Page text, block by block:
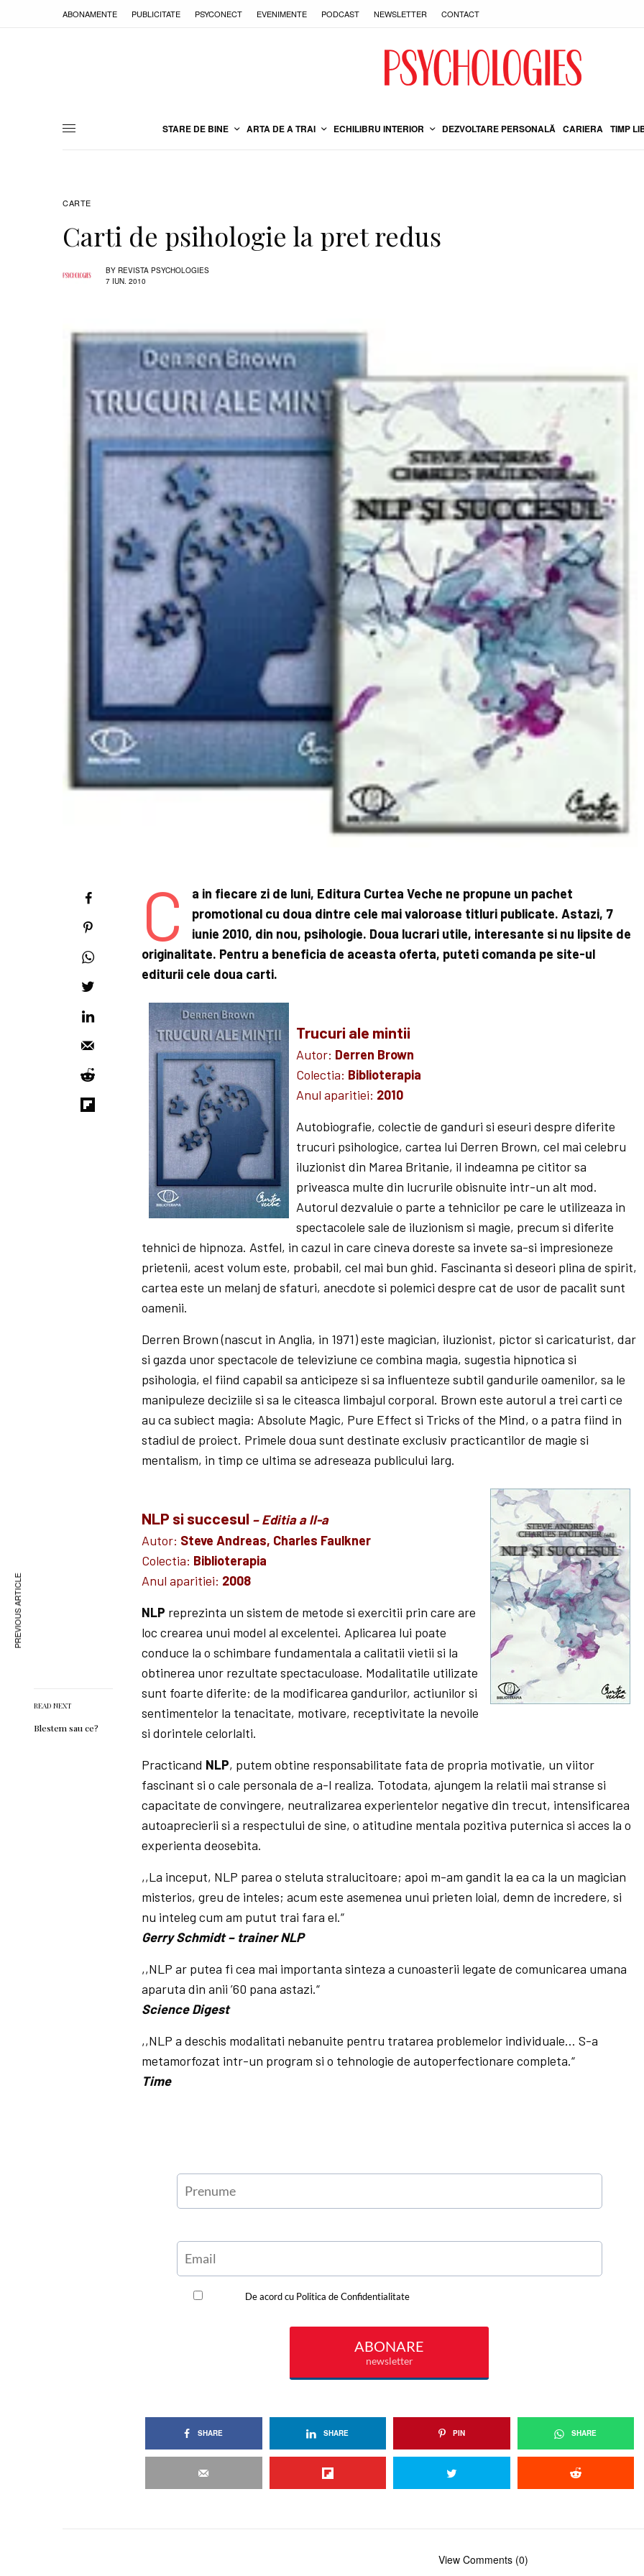
ABONAMENTE PUBLICITATE PSYCONECT EVENIMENTE PODCAST NEWSLETTER CONTACT
STARE DE BINE ARTA DE A TRAI ECHILIBRU INTERIOR DEZVOLTARE PERSONALĂ CARIERA TIMP
CARTE
Carti de psihologie la pret redus
BY REVISTA PSYCHOLOGIES
7 IUN. 2010
READ NEXT
Blestem sau ce?
C
a in fiecare zi de luni, Editura Curtea Veche ne propune un pachet
promotional cu doua dintre cele mai valoroase titluri publicate. Astazi, 7
iunie 2010, din nou, psihologie. Doua lucrari utile, interesante si nu lipsite de
originalitate. Pentru a beneficia de aceasta oferta, puteti comanda pe site-ul
editurii cele doua carti.
Trucuri ale mintii
Autor: Derren Brown
Colectia: Biblioterapia
Anul aparitiei: 2010
Autobiografie, colectie de ganduri si eseuri despre diferite
trucuri psihologice, cartea lui Derren Brown, cel mai celebru
iluzionist din Marea Britanie, il indeamna pe cititor sa
priveasca multe din lucrurile obisnuite intr-un alt mod.
Autorul dezvaluie o parte a tehnicilor pe care le utilizeaza in
spectacolele sale de iluzionism si magie, precum si diferite
tehnici de hipnoza. Astfel, in cazul in care cineva doreste sa invete sa-si impresioneze
prietenii, acest volum este, probabil, cel mai bun ghid. Fascinanta si deseori plina de spirit,
cartea este un melanj de sfaturi, anecdote si polemici despre cat de usor de pacalit sunt
oamenii.
Derren Brown (nascut in Anglia, in 1971) este magician, iluzionist, pictor si caricaturist, dar
si gazda unor spectacole de televiziune ce combina magia, sugestia hipnotica si
psihologia, el fiind capabil sa anticipeze si sa influenteze subtil gandurile oamenilor, sa le
manipuleze deciziile si sa le citeasca limbajul corporal. Brown este autorul a trei carti ce
au ca subiect magia: Absolute Magic, Pure Effect si Tricks of the Mind, o a patra fiind in
stadiul de proiect. Primele doua sunt destinate exclusiv practicantilor de magie si
mentalism, in timp ce ultima se adreseaza publicului larg.
NLP si succesul – Editia a II-a
Autor: Steve Andreas, Charles Faulkner
Colectia: Biblioterapia
Anul aparitiei: 2008
NLP reprezinta un sistem de metode si exercitii prin care are
loc crearea unui model al excelentei. Aplicarea lui poate
conduce la o schimbare fundamentala a calitatii vietii si la
obtinerea unor rezultate spectaculoase. Modalitatile utilizate
sunt foarte diferite: de la modificarea gandurilor, actiunilor si
sentimentelor la tenacitate, motivare, receptivitate la nevoile
si dorintele celorlalti.
Practicand NLP, putem obtine responsabilitate fata de propria motivatie, un viitor
fascinant si o cale personala de a-l realiza. Totodata, ajungem la relatii mai stranse si
capacitate de convingere, neutralizarea experientelor negative din trecut, intensificarea
autoaprecierii si a respectului de sine, o atitudine mentala pozitiva puternica si acces la o
experienta deosebita.
,,La inceput, NLP parea o steluta stralucitoare; apoi m-am gandit la ea ca la un magician
misterios, greu de inteles; acum este asemenea unui prieten loial, demn de incredere, si
nu inteleg cum am putut trai fara el.“
Gerry Schmidt – trainer NLP
,,NLP ar putea fi cea mai importanta sinteza a cunoasterii legate de comunicarea umana
aparuta din anii ’60 pana astazi.“
Science Digest
,,NLP a deschis modalitati nebanuite pentru tratarea problemelor individuale… S-a
metamorfozat intr-un program si o tehnologie de autoperfectionare completa.“
Time
SHARE SHARE PIN SHARE
PREVIOUS ARTICLE
View Comments (0)